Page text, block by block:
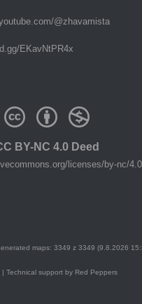
@zhavamista
EKavNtPR4x
BY-NC 4.0 Deed
licenses/by-nc/
maps: 3349 z 3349 (9.8.2026
| Technical support by Red Peppers